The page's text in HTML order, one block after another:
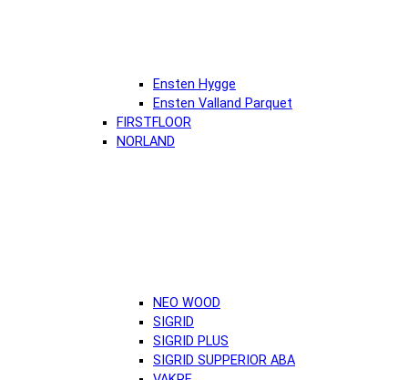
Ensten Hygge
Ensten Valland Parquet
FIRSTFLOOR
NORLAND
NEO WOOD
SIGRID
SIGRID PLUS
SIGRID SUPPERIOR ABA